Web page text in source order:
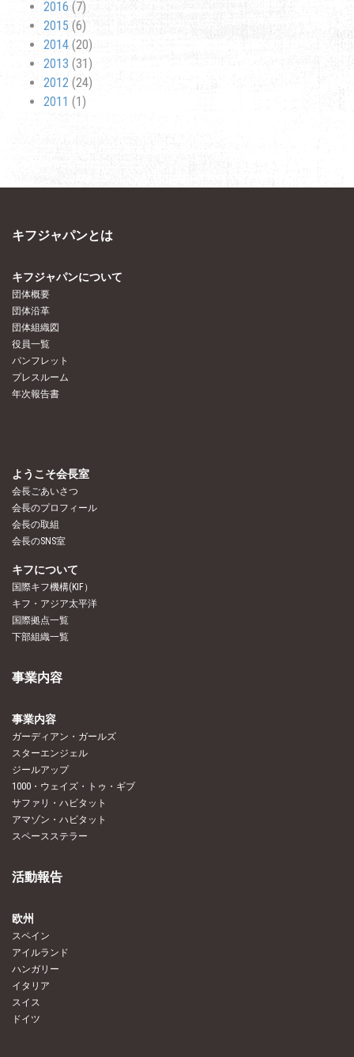
2016 (7)
2015 (6)
2014 (20)
2013 (31)
2012 (24)
2011 (1)
キフジャパンとは
キフジャパンについて
団体概要
団体沿革
団体組織図
役員一覧
パンフレット
プレスルーム
年次報告書
ようこそ会長室
会長ごあいさつ
会長のプロフィール
会長の取組
会長のSNS室
キフについて
国際キフ機構(KIF）
キフ・アジア太平洋
国際拠点一覧
下部組織一覧
事業内容
事業内容
ガーディアン・ガールズ
スターエンジェル
ジールアップ
1000・ウェイズ・トゥ・ギブ
サファリ・ハビタット
アマゾン・ハビタット
スペースステラー
活動報告
欧州
スペイン
アイルランド
ハンガリー
イタリア
スイス
ドイツ